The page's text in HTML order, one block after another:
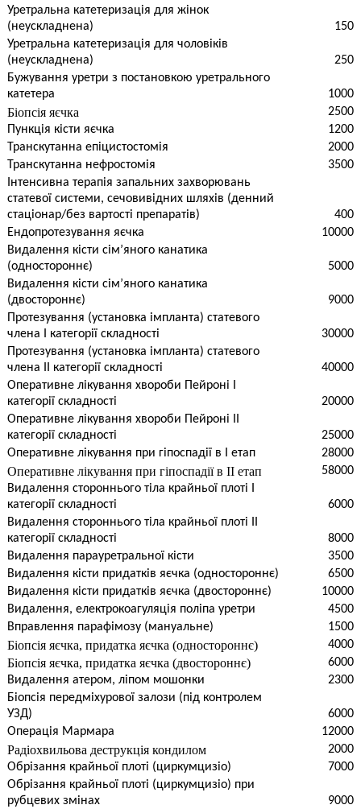
Уретральна катетеризація для жінок
(неускладнена)
150
Уретральна катетеризація для чоловіків
(неускладнена)
250
Бужування уретри з постановкою уретрального
катетера
1000
Біопсія яєчка
2500
Пункція кісти яєчка
1200
Транскутанна епіцистостомія
2000
Транскутанна нефростомія
3500
Інтенсивна терапія запальних захворювань
статевої системи, сечовивідних шляхів (денний
стаціонар/без вартості препаратів)
400
Ендопротезування яєчка
10000
Видалення кісти сім’яного канатика
(одностороннє)
5000
Видалення кісти сім’яного канатика
(двостороннє)
9000
Протезування (установка імпланта) статевого
члена I категорії складності
30000
Протезування (установка імпланта) статевого
члена II категорії складності
40000
Оперативне лікування хвороби Пейроні I
категорії складності
20000
Оперативне лікування хвороби Пейроні II
категорії складності
25000
Оперативне лікування при гіпоспадії в I етап
28000
Оперативне лікування при гіпоспадії в II етап
58000
Видалення стороннього тіла крайньої плоті I
категорії складності
6000
Видалення стороннього тіла крайньої плоті II
категорії складності
8000
Видалення парауретральної кісти
3500
Видалення кісти придатків яєчка (одностороннє)
6500
Видалення кісти придатків яєчка (двостороннє)
10000
Видалення, електрокоагуляція поліпа уретри
4500
Вправлення парафімозу (мануальне)
1500
Біопсія яєчка, придатка яєчка (одностороннє) 4000
Біопсія яєчка, придатка яєчка (двостороннє)
6000
Видалення атером, ліпом мошонки
2300
Біопсія передміхурової залози (під контролем
УЗД)
6000
Операція Мармара
12000
Радіохвильова деструкція кондилом
2000
Обрізання крайньої плоті (циркумцизіо)
7000
Обрізання крайньої плоті (циркумцизіо) при
рубцевих змінах
9000